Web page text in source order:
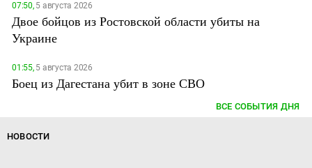
07:50,5 августа 2026
Двое бойцов из Ростовской области убиты на
Украине
01:55,5 августа 2026
Боец из Дагестана убит в зоне СВО
ВСЕ СОБЫТИЯ ДНЯ
НОВОСТИ